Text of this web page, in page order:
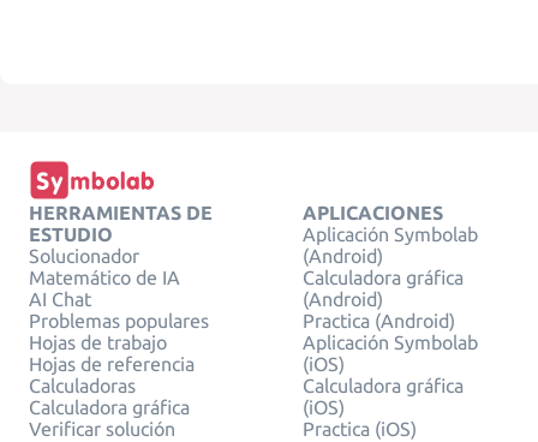
HERRAMIENTAS DE
ESTUDIO
Solucionador
Matemático de IA
AI Chat
Problemas populares
Hojas de trabajo
Hojas de referencia
Calculadoras
Calculadora gráfica
Verificar solución
APLICACIONES
Aplicación Symbolab
(Android)
Calculadora gráfica
(Android)
Practica (Android)
Aplicación Symbolab
(iOS)
Calculadora gráfica
(iOS)
Practica (iOS)